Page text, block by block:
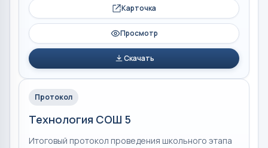
Карточка
Просмотр
Скачать
Протокол
Технология СОШ 5
Итоговый протокол проведения школьного этапа